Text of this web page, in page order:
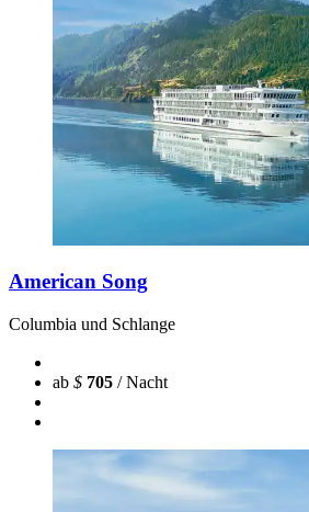
American Song
Columbia und Schlange
ab $ 705 / Nacht